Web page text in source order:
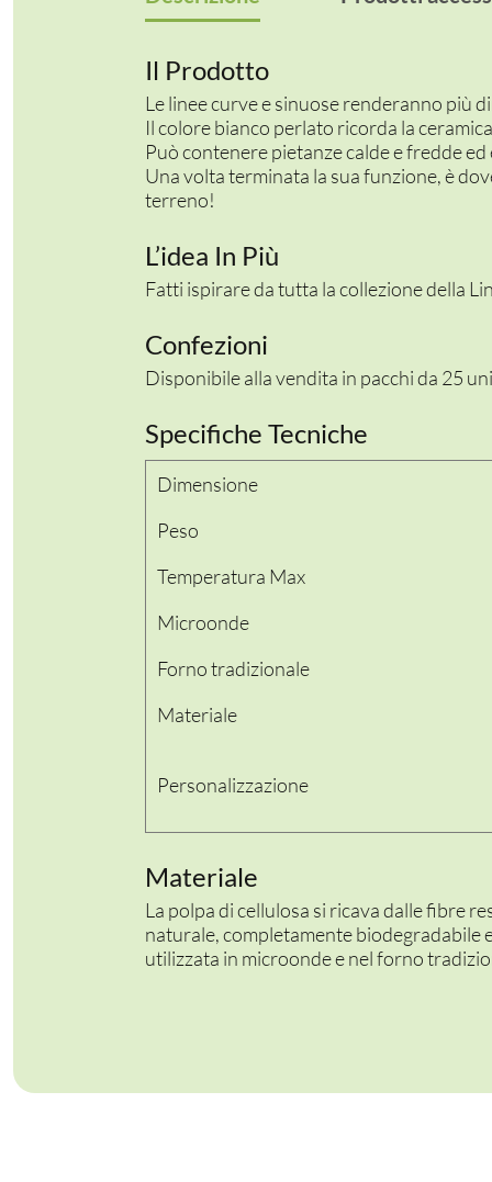
PER LA TAVOLA
CONTENITORI E ASPORTO
FINGER E GELATO
VASSOI E COTTURA
TERMOSALDABILI
Il Prodotto
Le linee curve e sinuose renderanno più
Il colore bianco perlato ricorda la
Può contenere pietanze calde e fredde
Una volta terminata la sua funzione, è
terreno!
L’idea In Più
Fatti ispirare da tutta la collezione della
Confezioni
Disponibile alla vendita in pacchi da 25
Specifiche Tecniche
Dimensione
Peso
Temperatura Max
Microonde
Forno tradizionale
Materiale
Personalizzazione
Materiale
La polpa di cellulosa si ricava dalle fibre
naturale, completamente biodegradabile
utilizzata in microonde e nel forno